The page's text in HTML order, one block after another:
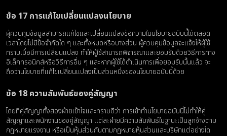
ข้อ 17 การแก้ไขเปลี่ยนแปลงนโยบาย
ผู้ควบคุมข้อมูลสามารถแก้ไขและเปลี่ยนแปลงข้อความในนโยบายฉบับนี้ได้ตลอด
เวลาโดยไม่มีข้อจำกัดใด ๆ และทั้งหมดหรือบางส่วน ผู้ควบคุมข้อมูลจะแจ้งให้ผู้ใช้
ทราบเมื่อมีการเปลี่ยนแปลง ทำให้ผู้ใช้สามารถพิจารณาและยอมรับด้วยวิธีการทาง
อิเล็กทรอนิกส์หรือวิธีการอื่น ๆ และหากผู้ใช้ได้ดำเนินการเพื่อยอมรับนั้นแล้ว จะ
ถือว่านโยบายที่แก้ไขเปลี่ยนแปลงเป็นส่วนหนึ่งของนโยบายฉบับนี้ด้วย
ข้อ 18 ความสัมพันธ์ของคู่สัญญา
โดยที่คู่สัญญาทั้งสองฝ่ายเข้าใจและทราบดีว่า การเข้าทํานโยบายฉบับนี้ไม่ทําให้คู่
สัญญาและพนักงานของคู่สัญญา แต่ละฝ่ายมีความสัมพันธ์ในฐานะเป็นลูกจ้างตาม
กฎหมายแรงงาน หรือเป็นหุ้นส่วนกันตามกฎหมายหุ้นส่วนและบริษัทแต่อย่างใด